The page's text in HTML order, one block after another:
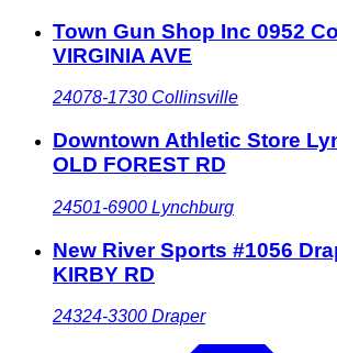
Town Gun Shop Inc 0952
VIRGINIA AVE
24078-1730 Collinsville
Downtown Athletic Store
OLD FOREST RD
24501-6900 Lynchburg
New River Sports #1056
KIRBY RD
24324-3300 Draper